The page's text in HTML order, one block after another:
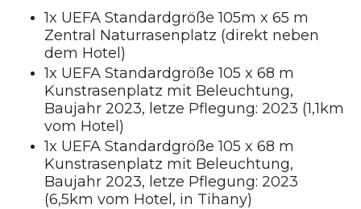
1x UEFA Standardgröße 105m x 65 m
Zentral Naturrasenplatz (direkt neben
dem Hotel)
1x UEFA Standardgröße 105 x 68 m
Kunstrasenplatz mit Beleuchtung,
Baujahr 2023, letze Pflegung: 2023 (1,1km
vom Hotel)
1x UEFA Standardgröße 105 x 68 m
Kunstrasenplatz mit Beleuchtung,
Baujahr 2023, letze Pflegung: 2023
(6,5km vom Hotel, in Tihany)